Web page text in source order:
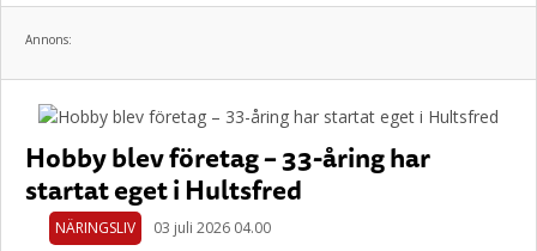
Annons:
Hobby blev företag – 33-åring har
startat eget i Hultsfred
NÄRINGSLIV 03 juli 2026 04.00